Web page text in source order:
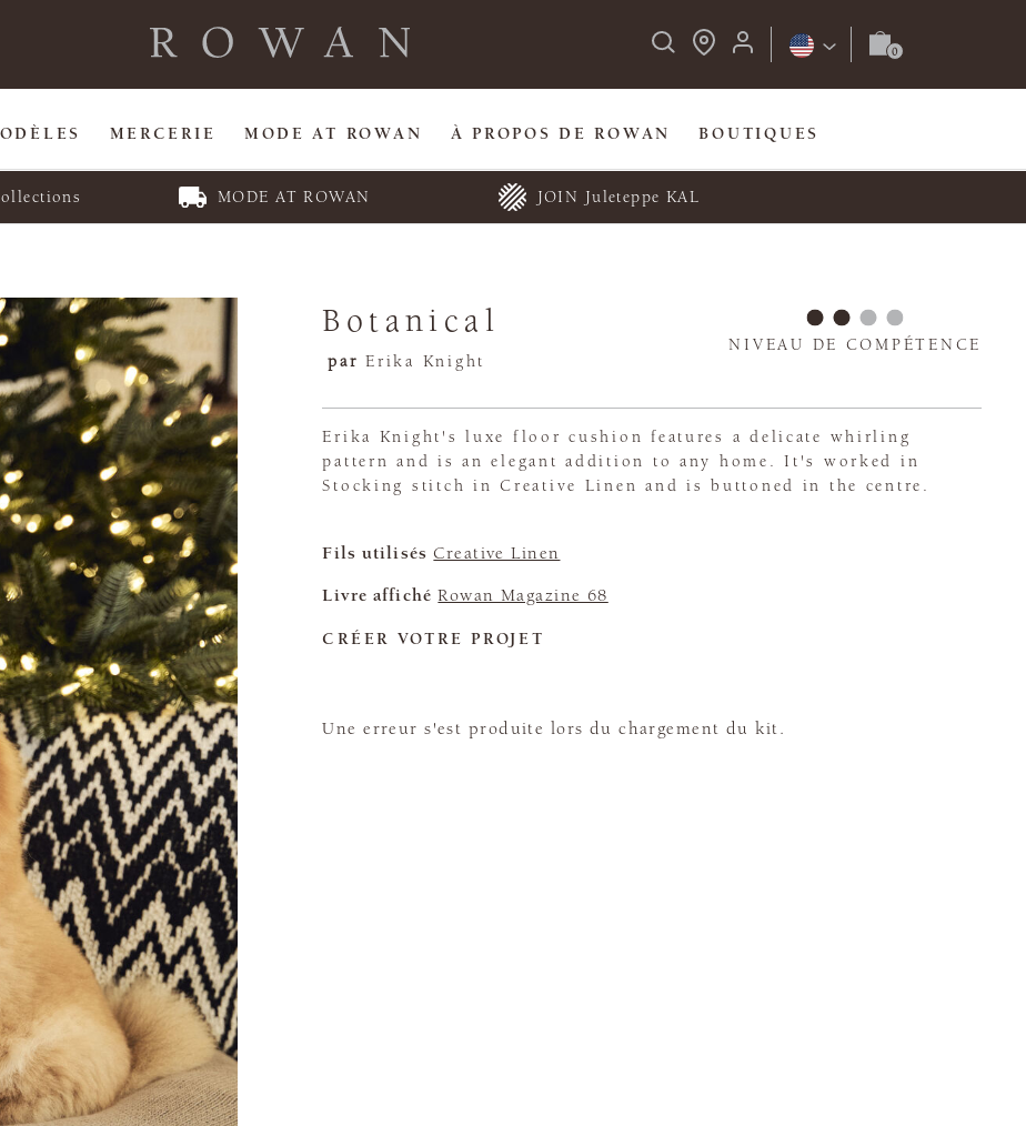
MERCERIE MODE AT ROWAN À PROPOS DE ROWAN BOUTIQUES
MODE AT ROWAN JOIN Juleteppe KAL
Botanical
par Erika Knight
NIVEAU DE COMPÉTENCE
Erika Knight's luxe floor cushion features a delicate whirling
pattern and is an elegant addition to any home. It's worked in
Stocking stitch in Creative Linen and is buttoned in the centre.
Fils utilisés Creative Linen
Livre affiché Rowan Magazine 68
CRÉER VOTRE PROJET
Une erreur s'est produite lors du chargement du kit.